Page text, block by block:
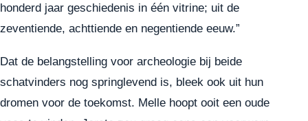
honderd jaar geschiedenis in één vitrine; uit de
zeventiende, achttiende en negentiende eeuw.”
Dat de belangstelling voor archeologie bij beide
schatvinders nog springlevend is, bleek ook uit hun
dromen voor de toekomst. Melle hoopt ooit een oude